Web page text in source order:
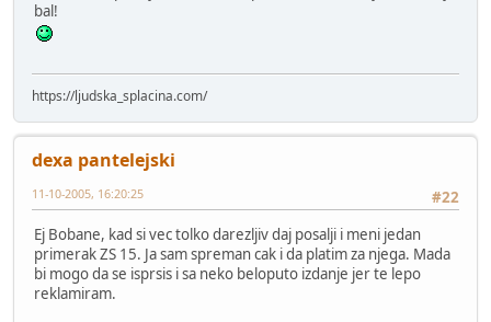
bal!
https://ljudska_splacina.com/
dexa pantelejski
#22
11-10-2005, 16:20:25
Ej Bobane, kad si vec tolko darezljiv daj posalji i meni jedan
primerak ZS 15. Ja sam spreman cak i da platim za njega. Mada
bi mogo da se isprsis i sa neko beloputo izdanje jer te lepo
reklamiram.